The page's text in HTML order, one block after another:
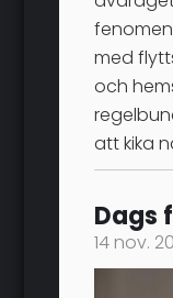
med
och
att kika
Dags
14 nov.